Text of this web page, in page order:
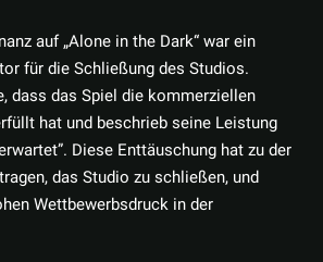
auf „Alone in the Dark“ war ein
für die Schließung des Studios.
dass das Spiel die kommerziellen
hat und beschrieb seine Leistung
Diese Enttäuschung hat zu der
das Studio zu schließen, und
Wettbewerbsdruck in der